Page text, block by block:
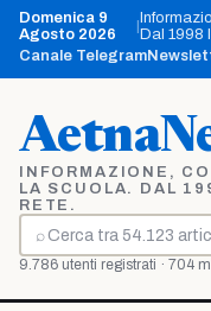
Vai
contenuto
Domenica 9
Agosto 2026
|Dal 1998
Canale Telegram
INFORMAZIONE,
LA SCUOLA. DAL
RETE.
⌕
Cerca
9.786 utenti registrati · 704